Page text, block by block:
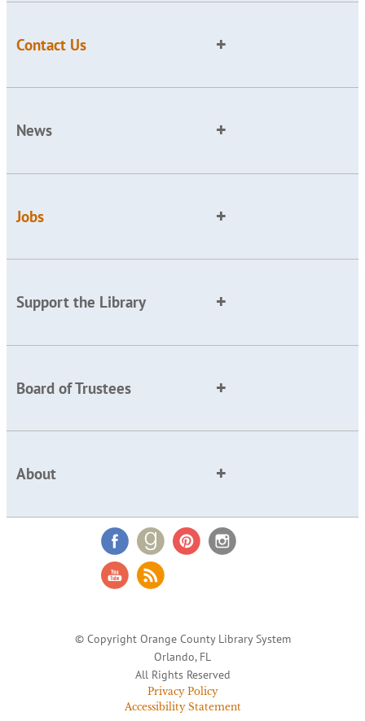
Contact Us
News
Jobs
Support the Library
Board of Trustees
About
© Copyright Orange County Library System
Orlando, FL
All Rights Reserved
Privacy Policy
Accessibility Statement